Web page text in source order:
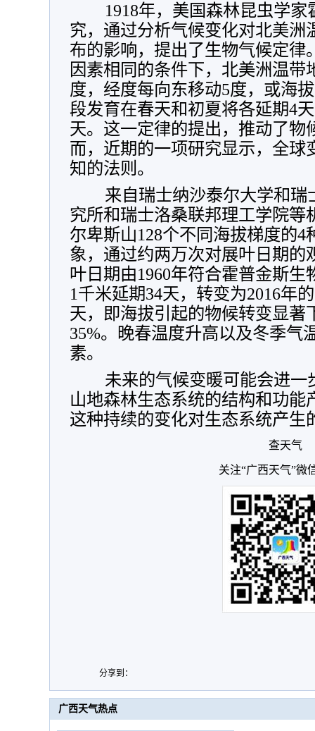
1918年，美国森林昆虫学家
究，通过分析气候变化对北美洲
布的影响，提出了生物气候定律
因素相同的条件下，北美洲温带
度，经度每向东移动5度，或海
段发育在春天和初夏将各延期4
天。这一定律的提出，推动了物
而，近期的一项研究显示，全球
知的法则。
来自瑞士纳沙泰尔大学和瑞
究所和瑞士洛桑联邦理工学院等
尔卑斯山128个不同海拔梯度的
象，通过约两万次对展叶日期的
叶日期由1960年符合霍普金斯
1千米延期34天，转变为2016年
天，即海拔引起的物候转变显著
35%。晚春温度升高以及冬季气
素。
未来的气候变暖可能会进一
山地森林生态系统的结构和功能
这种持续的变化对生态系统产生
查天气
关注“广西天气”微
分享到：
广西天气热点